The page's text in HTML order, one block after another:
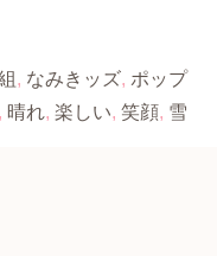
, なみきッズ, ポップ
, 晴れ, 楽しい, 笑顔, 雪